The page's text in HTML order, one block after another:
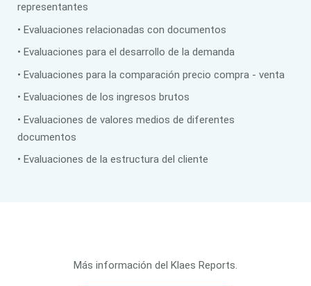
representantes
• Evaluaciones relacionadas con documentos
• Evaluaciones para el desarrollo de la demanda
• Evaluaciones para la comparación precio compra - venta
• Evaluaciones de los ingresos brutos
• Evaluaciones de valores medios de diferentes
documentos
• Evaluaciones de la estructura del cliente
Más información del Klaes Reports.